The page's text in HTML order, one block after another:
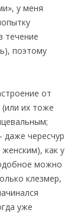
у меня
течение
поэтому
от
их тоже
даже чересчур
как у
можно
клезмер,
уже